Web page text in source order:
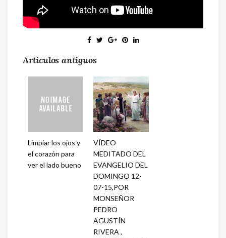
Artículos antiguos
Limpiar los ojos y
el corazón para
ver el lado bueno
VÍDEO
MEDITADO DEL
EVANGELIO DEL
DOMINGO 12-
07-15,POR
MONSEÑOR
PEDRO
AGUSTÍN
RIVERA ,